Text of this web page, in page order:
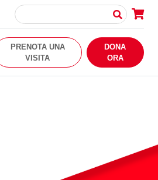
PRENOTA UNA
VISITA
DONA
ORA